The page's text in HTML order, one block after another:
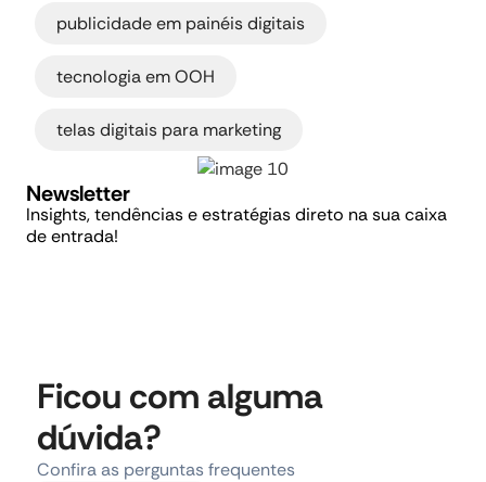
publicidade em painéis digitais
tecnologia em OOH
telas digitais para marketing
Newsletter
Insights, tendências e estratégias direto na sua caixa
de entrada!
Ficou com alguma
dúvida?
Confira as perguntas frequentes